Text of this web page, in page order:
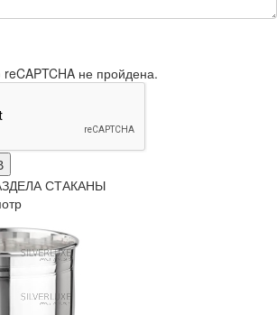
не пройдена.
СТАКАНЫ